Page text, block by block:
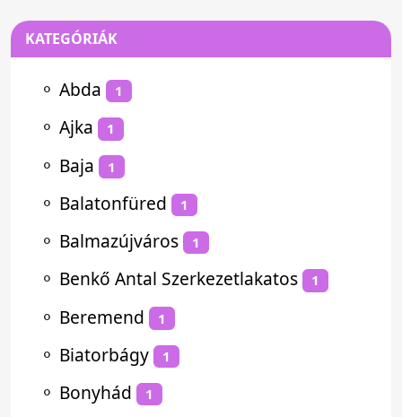
KATEGÓRIÁK
⚬ Abda 1
⚬ Ajka 1
⚬ Baja 1
⚬ Balatonfüred 1
⚬ Balmazújváros 1
⚬ Benkő Antal Szerkezetlakatos 1
⚬ Beremend 1
⚬ Biatorbágy 1
⚬ Bonyhád 1